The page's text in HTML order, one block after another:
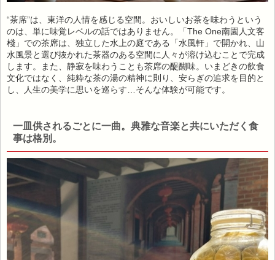
“茶席”は、東洋の人情を感じる空間。おいしいお茶を味わうという
のは、単に味覚レベルの話ではありません。「The One南園人文客
棧」での茶席は、独立した水上の庭である「水風軒」で開かれ、山
水風景と選び抜かれた茶器のある空間に人々が溶け込むことで完成
します。また、静寂を味わうことも茶席の醍醐味。いまどきの飲食
文化ではなく、純粋な茶の湯の精神に則り、安らぎの追求を目的と
し、人生の美学に思いを巡らす…そんな体験が可能です。
一皿供されるごとに一曲。典雅な音楽と共にいただく食
事は格別。